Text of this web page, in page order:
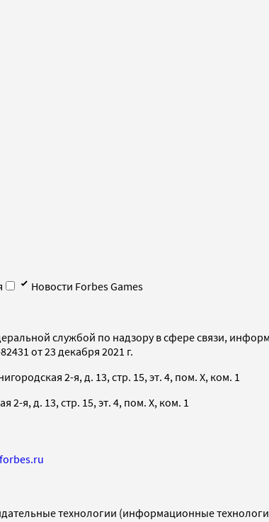
Новости Forbes Games
службой по надзору в сфере связи,
от 23 декабря 2021 г.
2-я, д. 13, стр. 15, эт. 4, пом. X, ком. 1
2-я, д. 13, стр. 15, эт. 4, пом. X, ком. 1
технологии (информационные